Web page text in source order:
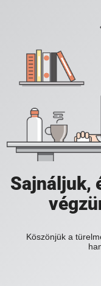
Sajnáljuk,
Köszönjük a